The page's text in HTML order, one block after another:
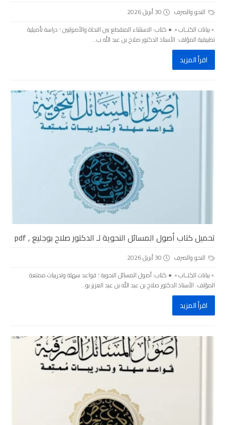
النحو والصرف
30 أبريل 2026
.▫️ بيانات الكتــاب ▫️. ● كتاب: الاستثناء المنقطع بين النحاة والأصوليين ؛ دراسة تأصيلية
تطبيقية المؤلف: الأستاذ الدكتور صلاح بن عبد الله ب...
اقرأ المزيد
تحميل كتاب أصول المسائل النحوية لـ الدكتور صلاح بوجليع , pdf
النحو والصرف
30 أبريل 2026
.▫️ بيانات الكتــاب ▫️. ● كتاب: أصول المسائل النحوية ؛ قواعد سهلة وتدريبات ممتعة
المؤلف: الأستاذ الدكتور صلاح بن عبد الله بن عبد العزيز بو...
اقرأ المزيد